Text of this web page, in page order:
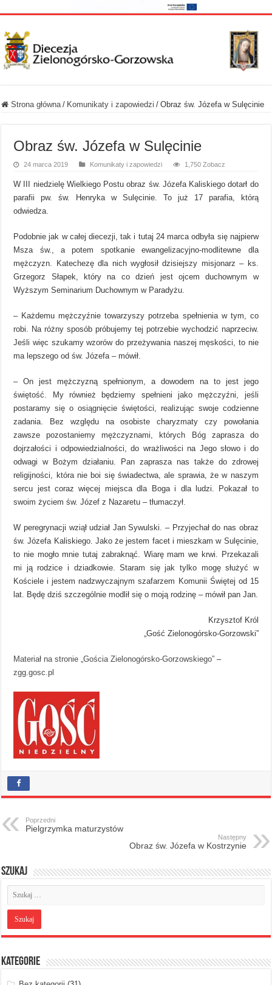
Strona główna / Komunikaty i zapowiedzi / Obraz św. Józefa w Sulęcinie
Obraz św. Józefa w Sulęcinie
24 marca 2019 Komunikaty i zapowiedzi 1,750 Zobacz
W III niedzielę Wielkiego Postu obraz św. Józefa Kaliskiego dotarł do
parafii pw. św. Henryka w Sulęcinie. To już 17 parafia, którą
odwiedza.
Podobnie jak w całej diecezji, tak i tutaj 24 marca odbyła się najpierw
Msza św., a potem spotkanie ewangelizacyjno-modlitewne dla
mężczyzn. Katechezę dla nich wygłosił dzisiejszy misjonarz – ks.
Grzegorz Słapek, który na co dzień jest ojcem duchownym w
Wyższym Seminarium Duchownym w Paradyżu.
– Każdemu mężczyźnie towarzyszy potrzeba spełnienia w tym, co
robi. Na różny sposób próbujemy tej potrzebie wychodzić naprzeciw.
Jeśli więc szukamy wzorów do przeżywania naszej męskości, to nie
ma lepszego od św. Józefa – mówił.
– On jest mężczyzną spełnionym, a dowodem na to jest jego
świętość. My również będziemy spełnieni jako mężczyźni, jeśli
postaramy się o osiągnięcie świętości, realizując swoje codzienne
zadania. Bez względu na osobiste charyzmaty czy powołania
zawsze pozostaniemy mężczyznami, których Bóg zaprasza do
dojrzałości i odpowiedzialności, do wrażliwości na Jego słowo i do
odwagi w Bożym działaniu. Pan zaprasza nas także do zdrowej
religijności, która nie boi się świadectwa, ale sprawia, że w naszym
sercu jest coraz więcej miejsca dla Boga i dla ludzi. Pokazał to
swoim życiem św. Józef z Nazaretu – tłumaczył.
W peregrynacji wziął udział Jan Sywulski. – Przyjechał do nas obraz
św. Józefa Kaliskiego. Jako że jestem facet i mieszkam w Sulęcinie,
to nie mogło mnie tutaj zabraknąć. Wiarę mam we krwi. Przekazali
mi ją rodzice i dziadkowie. Staram się jak tylko mogę służyć w
Kościele i jestem nadzwyczajnym szafarzem Komunii Świętej od 15
lat. Będę dziś szczególnie modlił się o moją rodzinę – mówił pan Jan.
Krzysztof Król
„Gość Zielonogórsko-Gorzowski”
Materiał na stronie „Gościa Zielonogórsko-Gorzowskiego” –
zgg.gosc.pl
Poprzedni
Pielgrzymka maturzystów
Następny
Obraz św. Józefa w Kostrzynie
Szukaj
Kategorie